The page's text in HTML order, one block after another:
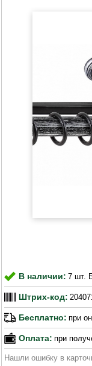
В наличии: 7 шт.
Штрих-код:
Бесплатно: при
Оплата: при
Нашли ошибку в